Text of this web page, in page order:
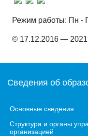
Режим работы: Пн -
© 17.12.2016 —
Сведения об
Основные сведения
Структура и органы
организацией